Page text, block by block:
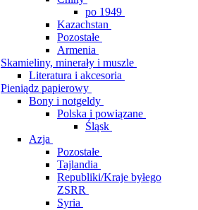
po 1949
Kazachstan
Pozostałe
Armenia
Skamieliny, minerały i muszle
Literatura i akcesoria
Pieniądz papierowy
Bony i notgeldy
Polska i powiązane
Śląsk
Azja
Pozostałe
Tajlandia
Republiki/Kraje byłego
ZSRR
Syria